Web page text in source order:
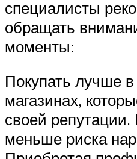
специалисты
обращать
моменты:
Покупать лучше
магазинах,
своей
меньше риска